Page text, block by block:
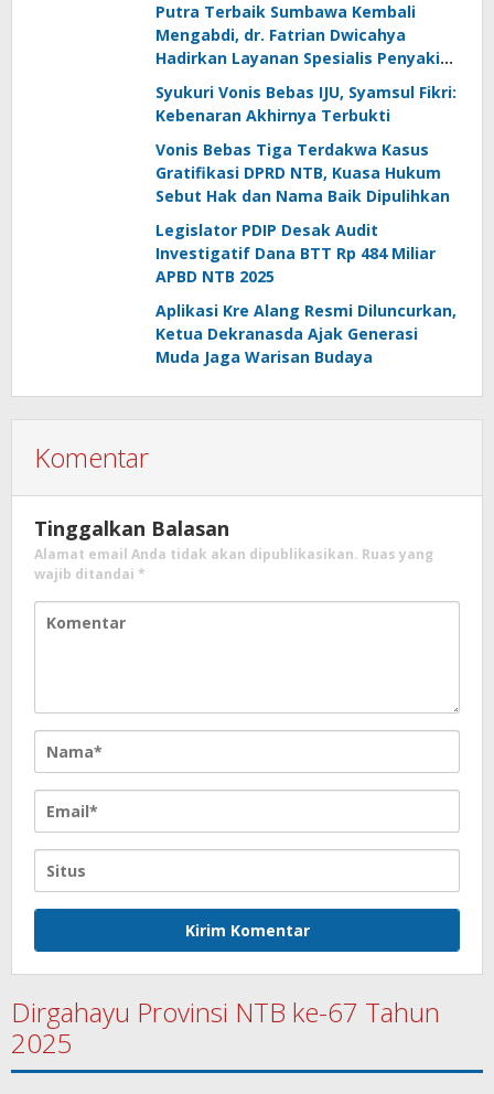
Putra Terbaik Sumbawa Kembali
Mengabdi, dr. Fatrian Dwicahya
Hadirkan Layanan Spesialis Penyakit
Dalam
Syukuri Vonis Bebas IJU, Syamsul Fikri:
Kebenaran Akhirnya Terbukti
Vonis Bebas Tiga Terdakwa Kasus
Gratifikasi DPRD NTB, Kuasa Hukum
Sebut Hak dan Nama Baik Dipulihkan
Legislator PDIP Desak Audit
Investigatif Dana BTT Rp 484 Miliar
APBD NTB 2025
Aplikasi Kre Alang Resmi Diluncurkan,
Ketua Dekranasda Ajak Generasi
Muda Jaga Warisan Budaya
Komentar
Tinggalkan Balasan
Alamat email Anda tidak akan dipublikasikan. Ruas yang
wajib ditandai *
Dirgahayu Provinsi NTB ke-67 Tahun
2025